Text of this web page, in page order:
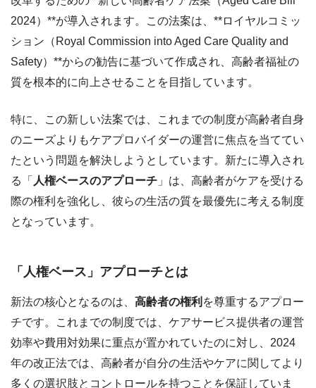
2024）**が導入されます。この法案は、**ロイヤルコミッ
ション（Royal Commission into Aged Care Quality and
Safety）**からの勧告に基づいて作成され、高齢者福祉の
質を根本的に向上させることを目指しています。
特に、この新しい法案では、これまでの制度が高齢者自身
のニーズよりもケアプロバイダーの運営に焦点を当ててい
たという問題を解決しようとしています。新たに導入され
る「 人権ベースのアプローチ 」は、高齢者がケアを受ける
際の権利を強化し、彼らの生活の質を最優先に考える制度
となっています。
「人権ベース」アプローチとは
新法の核心となるのは、 高齢者の権利 を尊重するアプロー
チです。これまでの制度では、ケアサービス提供者の運営
効率や費用対効果に重点が置かれていたのに対し、2024
年の改正法では、高齢者が自分の生活やケアに関してより
多くの選択肢とコントロールを持つことを保証していま